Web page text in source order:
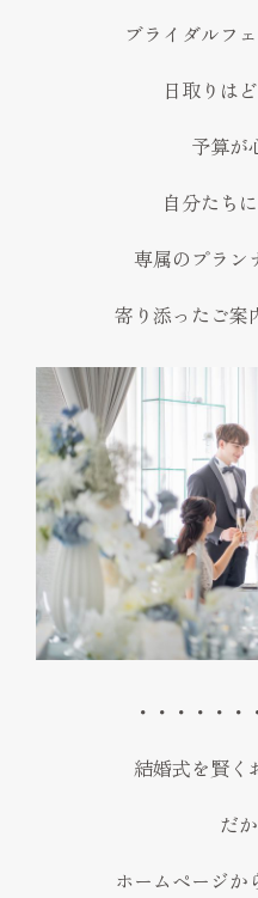
ブライダルフ
日取りは
予算が
自分たち
専属のプラン
寄り添ったご案
・・・・・・
結婚式を賢く
だ
ホームページか